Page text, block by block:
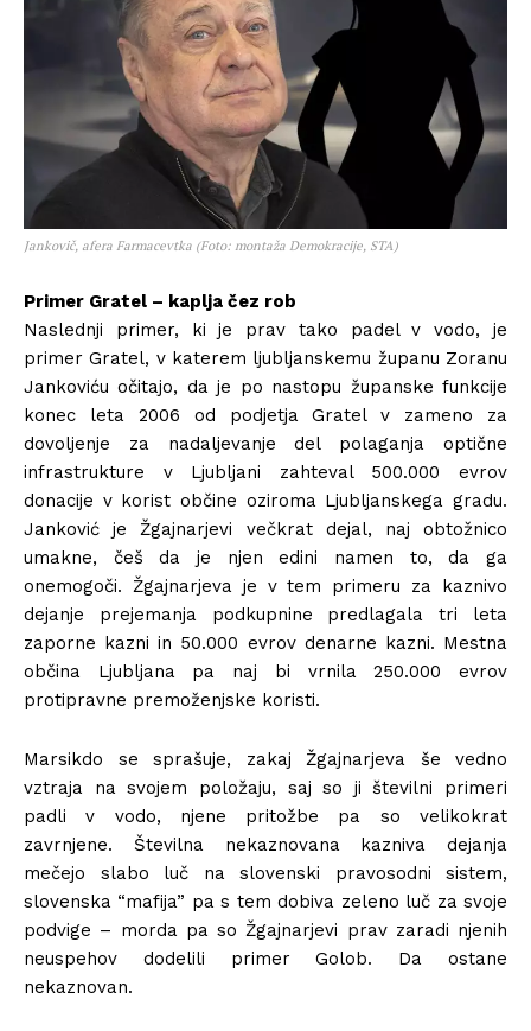
Jankovič, afera Farmacevtka (Foto: montaža Demokracije, STA)
Primer Gratel – kaplja čez rob
Naslednji primer, ki je prav tako padel v vodo, je
primer Gratel, v katerem ljubljanskemu županu Zoranu
Jankoviću očitajo, da je po nastopu županske funkcije
konec leta 2006 od podjetja Gratel v zameno za
dovoljenje za nadaljevanje del polaganja optične
infrastrukture v Ljubljani zahteval 500.000 evrov
donacije v korist občine oziroma Ljubljanskega gradu.
Janković je Žgajnarjevi večkrat dejal, naj obtožnico
umakne, češ da je njen edini namen to, da ga
onemogoči. Žgajnarjeva je v tem primeru za kaznivo
dejanje prejemanja podkupnine predlagala tri leta
zaporne kazni in 50.000 evrov denarne kazni. Mestna
občina Ljubljana pa naj bi vrnila 250.000 evrov
protipravne premoženjske koristi.
Marsikdo se sprašuje, zakaj Žgajnarjeva še vedno
vztraja na svojem položaju, saj so ji številni primeri
padli v vodo, njene pritožbe pa so velikokrat
zavrnjene. Številna nekaznovana kazniva dejanja
mečejo slabo luč na slovenski pravosodni sistem,
slovenska “mafija” pa s tem dobiva zeleno luč za svoje
podvige – morda pa so Žgajnarjevi prav zaradi njenih
neuspehov dodelili primer Golob. Da ostane
nekaznovan.